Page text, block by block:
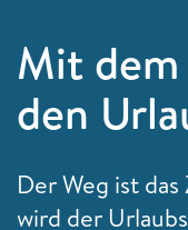
Mit
den
Der Weg ist
wird der